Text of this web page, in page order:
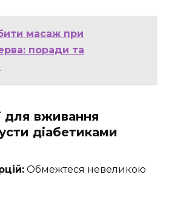
масаж при
поради та
для вживання
діабетиками
Обмежтеся невеликою